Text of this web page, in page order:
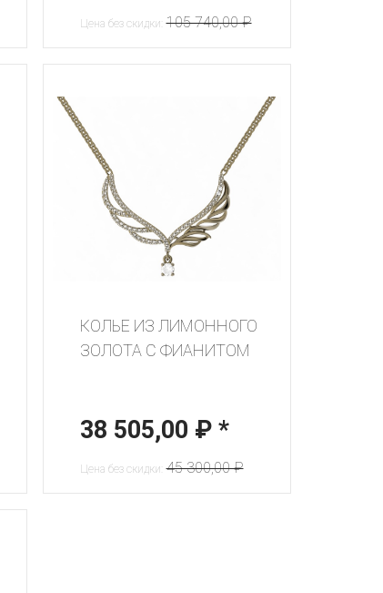
Цена без скидки: 105 740,00 ₽
КОЛЬЕ ИЗ ЛИМОННОГО
ЗОЛОТА С ФИАНИТОМ
38 505,00 ₽ *
Цена без скидки: 45 300,00 ₽